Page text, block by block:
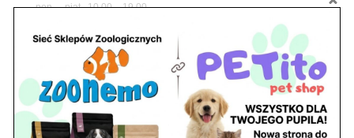
pon. – piąt. 10.00 – 19.00
niedz. zamknięte